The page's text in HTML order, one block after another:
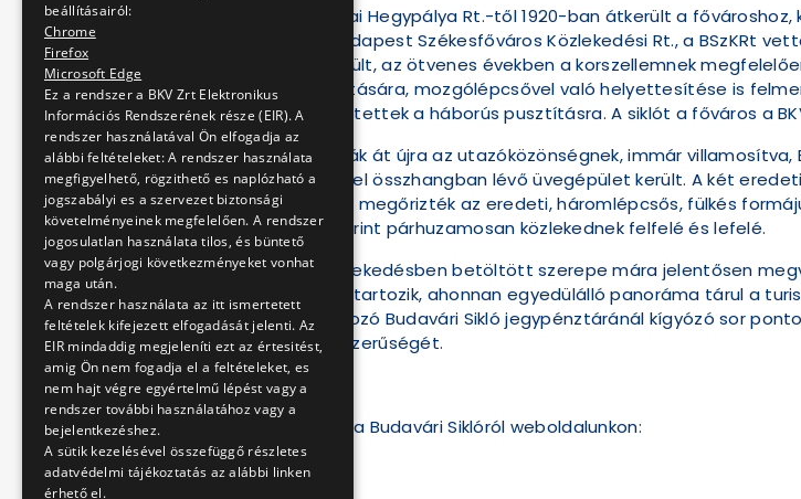
Üzemeltetése a Budai Hegypálya Rt.-től 1920-ban átkerült a
magába olvasztó Budapest Székesfőváros Közlekedési Rt., a BSzKRt
ostromában megsérült, az ötvenes években a korszellemnek
született a helyreállítására, mozgólépcsővel való helyettesítése is
sebhelyként emlékeztettek a háborús pusztításra. A siklót a főváros a
1986. június 4-én adták át újra az utazóközönségnek, immár
műemléki környezettel összhangban lévő üvegépület került. A két
keresztelték. A kocsik megőrizték az eredeti, háromlépcsős, fülkés
eredeti működés szerint párhuzamosan közlekednek felfelé és lefelé.
A sikló közösségi közlekedésben betöltött szerepe mára jelentősen
látványosságai közé tartozik, ahonnan egyedülálló panoráma tárul a
Világörökségbe tartozó Budavári Sikló jegypénztáránál kígyózó sor
ismertségét és népszerűségét.
Információk és fotók a Budavári Siklóról weboldalunkon:
www.bkv.hu/siklo
beállításairól:
Chrome
Firefox
Microsoft Edge
Ez a rendszer a BKV Zrt Elektronikus
Információs Rendszerének része (EIR). A
rendszer használatával Ön elfogadja az
alábbi feltételeket: A rendszer használata
megfigyelhető, rögzithető es naplózható a
jogszabályi es a szervezet biztonsági
követelményeinek megfelelően. A rendszer
jogosulatlan használata tilos, és büntető
vagy polgárjogi következményeket vonhat
maga után.
A rendszer használata az itt ismertetett
feltételek kifejezett elfogadását jelenti. Az
EIR mindaddig megjeleníti ezt az értesitést,
amig Ön nem fogadja el a feltételeket, es
nem hajt végre egyértelmű lépést vagy a
rendszer további használatához vagy a
bejelentkezéshez.
A sütik kezelésével összefüggő részletes
adatvédelmi tájékoztatás az alábbi linken
érhető el.